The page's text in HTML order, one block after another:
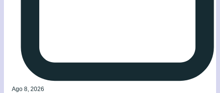
Ago 8, 2026